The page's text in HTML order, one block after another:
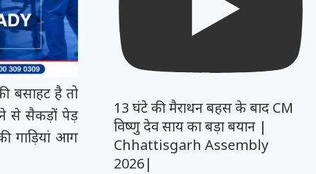
बसाहट है तो
से सैकड़ों पेड़
गाड़ियां आग
13 घंटे की मैराथन बहस के बाद CM
विष्णु देव साय का बड़ा बयान |
Chhattisgarh Assembly
2026|